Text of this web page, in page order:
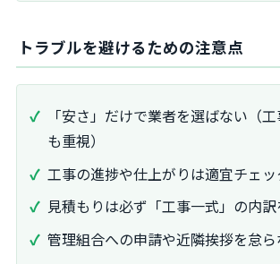
トラブルを避けるための注意点
「安さ」だけで業者を選ばない（
も重視）
工事の進捗や仕上がりは適宜チェ
見積もりは必ず「工事一式」の内
管理組合への申請や近隣挨拶を怠ら